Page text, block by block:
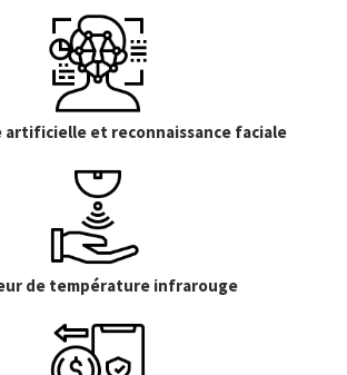
et reconnaissance faciale
de température infrarouge